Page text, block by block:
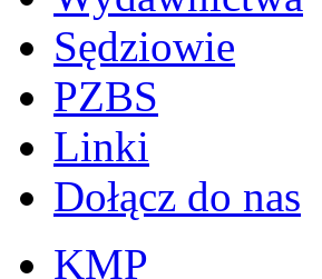
Sędziowie
PZBS
Linki
Dołącz do nas
KMP